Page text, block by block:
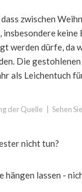
zwischen
insbesondere keine
werden dürfe, da
Die
als Leichentuch
der Quelle Sehen
nicht tun?
hängen lassen -